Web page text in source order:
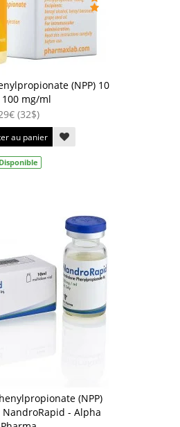
(NPP) 10
100 mg/ml
(32$)
au panier
Disponible
(NPP)
NandroRapid - Alpha